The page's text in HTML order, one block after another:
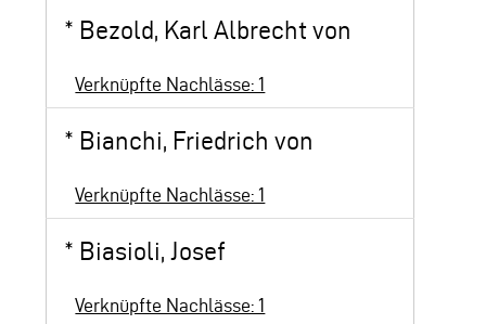
* Bezold, Karl Albrecht von
Verknüpfte Nachlässe: 1
* Bianchi, Friedrich von
Verknüpfte Nachlässe: 1
* Biasioli, Josef
Verknüpfte Nachlässe: 1